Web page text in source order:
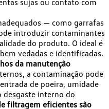
sujas ou contato com
— como garrafas
introduzir contaminantes
do produto. O ideal é
vedadas e identificadas.
da manutenção
a contaminação pode
de poeira, umidade
desgaste interno do
filtragem eficientes são